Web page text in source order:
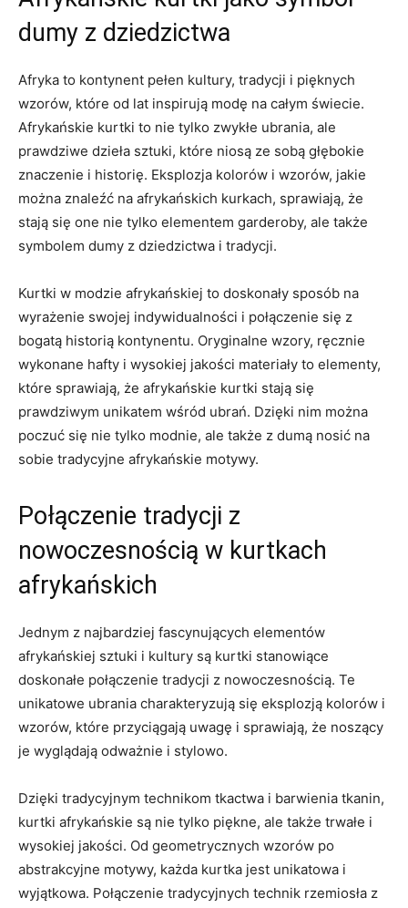
dumy z dziedzictwa
Afryka ​to kontynent pełen kultury, tradycji ⁤i pięknych
wzorów, które​ od lat inspirują modę na całym świecie.
Afrykańskie kurtki​ to nie tylko zwykłe ubrania, ale
prawdziwe dzieła sztuki, które niosą ze sobą głębokie
⁣znaczenie ⁤i historię. Eksplozja⁣ kolorów i wzorów, jakie
można znaleźć na afrykańskich kurkach, sprawiają, że
stają się ‍one ​nie tylko elementem⁤ garderoby, ale także
‌symbolem dumy z‍ dziedzictwa i tradycji.
Kurtki w modzie​ afrykańskiej to doskonały sposób na
wyrażenie swojej indywidualności i połączenie się z
bogatą historią kontynentu. Oryginalne ⁤wzory, ręcznie
wykonane⁣ hafty i⁣ wysokiej jakości materiały to elementy,
które sprawiają, że afrykańskie kurtki stają się
prawdziwym unikatem ⁤wśród⁣ ubrań.‍ Dzięki nim można
poczuć​ się nie tylko modnie,‌ ale także z dumą nosić⁤ na
sobie tradycyjne afrykańskie motywy.
Połączenie tradycji z‍
nowoczesnością w kurtkach
afrykańskich
Jednym z najbardziej fascynujących elementów
afrykańskiej sztuki i kultury ⁢są kurtki ⁢stanowiące
doskonałe połączenie‌ tradycji z ​nowoczesnością. Te
unikatowe ‍ubrania charakteryzują‍ się eksplozją kolorów i
wzorów, które przyciągają uwagę i sprawiają, że noszący
⁣je⁤ wyglądają odważnie i stylowo.
Dzięki tradycyjnym technikom⁣ tkactwa i barwienia tkanin,
kurtki afrykańskie są nie tylko piękne, ale także trwałe i
‌wysokiej jakości. Od geometrycznych wzorów po
abstrakcyjne motywy, każda kurtka jest unikatowa i
wyjątkowa. Połączenie tradycyjnych technik rzemiosła z